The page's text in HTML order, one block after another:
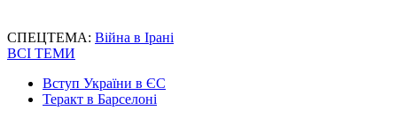
СПЕЦТЕМА: Війна в Ірані
ВСІ ТЕМИ
Вступ України в ЄС
Теракт в Барселоні